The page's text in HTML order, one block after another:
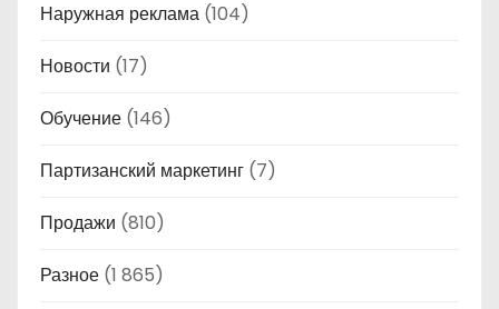
Наружная реклама (104)
Новости (17)
Обучение (146)
Партизанский маркетинг (7)
Продажи (810)
Разное (1 865)